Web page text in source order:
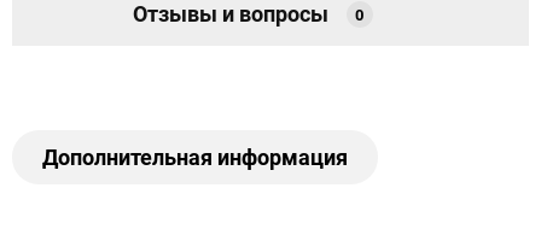
Отзывы и вопросы 0
Дополнительная информация